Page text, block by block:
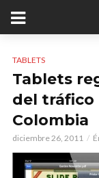
TABLETS
Tablets
del tráfico
Colombia
diciembre 26, 2011